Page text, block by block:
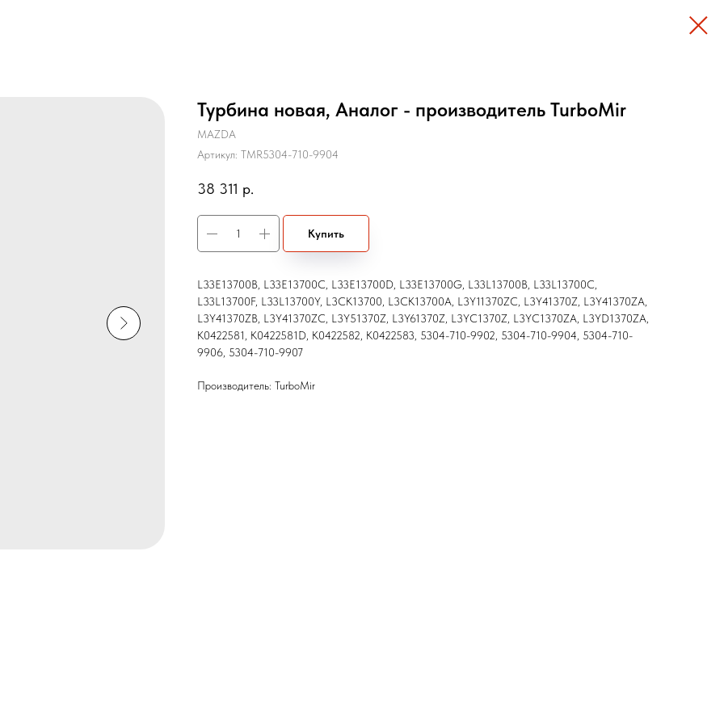
Турбина новая, Аналог - производитель TurboMir
MAZDA
Артикул: TMR5304-710-9904
38 311 р.
Купить
L33E13700B, L33E13700C, L33E13700D, L33E13700G, L33L13700B, L33L13700C,
L33L13700F, L33L13700Y, L3CK13700, L3CK13700A, L3Y11370ZC, L3Y41370Z, L3Y41370ZA,
L3Y41370ZB, L3Y41370ZC, L3Y51370Z, L3Y61370Z, L3YC1370Z, L3YC1370ZA, L3YD1370ZA,
K0422581, K0422581D, K0422582, K0422583, 5304-710-9902, 5304-710-9904, 5304-710-
9906, 5304-710-9907
Производитель: TurboMir